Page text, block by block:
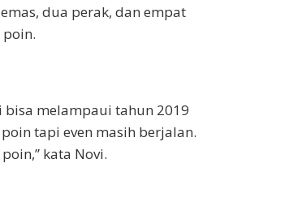
dua perak, dan empat
bisa melampaui tahun 2019
tapi even masih berjalan.
kata Novi.